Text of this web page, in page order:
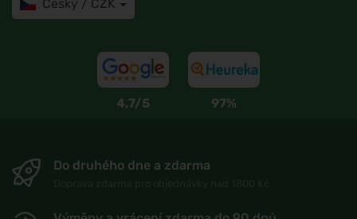
Česky / CZK
4,7/5 97%
Do druhého dne a zdarma